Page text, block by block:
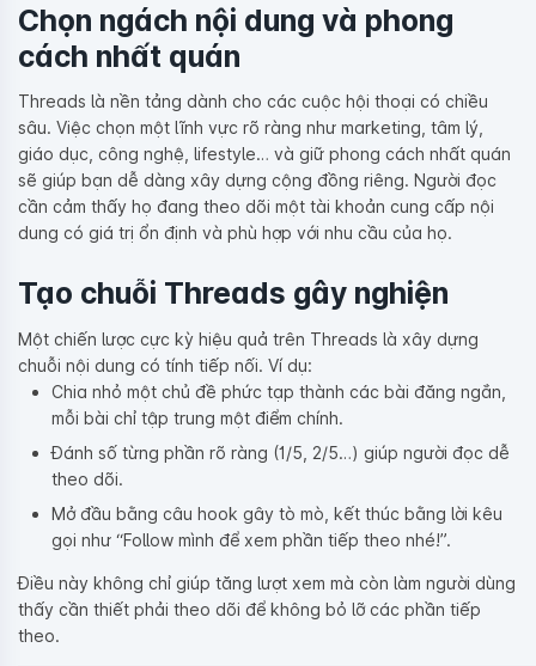
Chọn ngách nội dung và phong
cách nhất quán
Threads là nền tảng dành cho các cuộc hội thoại có chiều
sâu. Việc chọn một lĩnh vực rõ ràng như marketing, tâm lý,
giáo dục, công nghệ, lifestyle… và giữ phong cách nhất quán
sẽ giúp bạn dễ dàng xây dựng cộng đồng riêng. Người đọc
cần cảm thấy họ đang theo dõi một tài khoản cung cấp nội
dung có giá trị ổn định và phù hợp với nhu cầu của họ.
Tạo chuỗi Threads gây nghiện
Một chiến lược cực kỳ hiệu quả trên Threads là xây dựng
chuỗi nội dung có tính tiếp nối. Ví dụ:
Chia nhỏ một chủ đề phức tạp thành các bài đăng ngắn,
mỗi bài chỉ tập trung một điểm chính.
Đánh số từng phần rõ ràng (1/5, 2/5…) giúp người đọc dễ
theo dõi.
Mở đầu bằng câu hook gây tò mò, kết thúc bằng lời kêu
gọi như “Follow mình để xem phần tiếp theo nhé!”.
Điều này không chỉ giúp tăng lượt xem mà còn làm người dùng
thấy cần thiết phải theo dõi để không bỏ lỡ các phần tiếp
theo.